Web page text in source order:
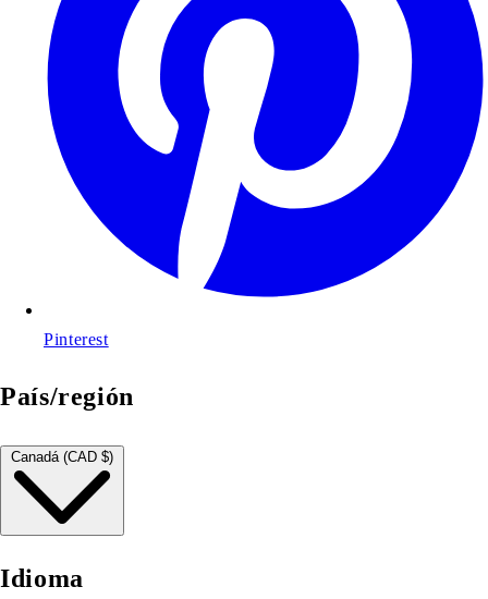
Pinterest
País/región
Canadá (CAD $)
Idioma